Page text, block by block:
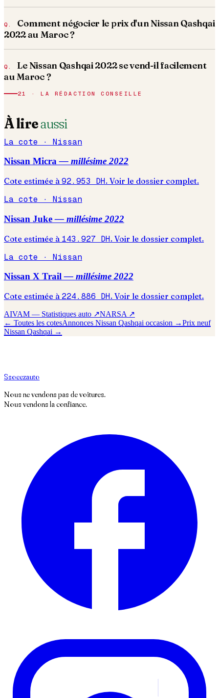
Comment négocier le prix d'un Nissan Qashqai
2022 au Maroc ?
Le Nissan Qashqai 2022 se vend-il facilement
au Maroc ?
21 · LA RÉDACTION CONSEILLE
À lireaussi
La cote · Nissan
Nissan Micra — millésime2022
Cote estimée à 92.953 DH. Voir le dossier complet.
La cote · Nissan
Nissan Juke — millésime 2022
Cote estimée à 143.927 DH. Voir le dossier complet.
La cote · Nissan
Nissan X Trail — millésime2022
Cote estimée à 224.886 DH. Voir le dossier complet.
AIVAM — Statistiques auto ↗NARSA ↗
← Toutes les cotesAnnonces Nissan Qashqai occasion →Prix neuf
Nissan Qashqai →
Ssoeezauto
Nous ne vendons pas de voitures.
Nous vendons la confiance.